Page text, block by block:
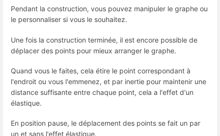
Pendant la construction, vous pouvez manipuler le graphe ou
le personnaliser si vous le souhaitez.
Une fois la construction terminée, il est encore possible de
déplacer des points pour mieux arranger le graphe.
Quand vous le faites, cela étire le point correspondant à
l'endroit ou vous l'emmenez, et par inertie pour maintenir une
distance suffisante entre chaque point, cela a l'effet d'un
élastique.
En position pause, le déplacement des points se fait un par
un et sans l'effet élastique.